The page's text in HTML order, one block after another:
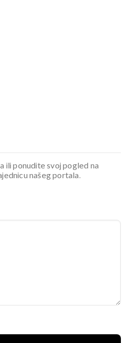
ili ponudite svoj pogled na
našeg portala.